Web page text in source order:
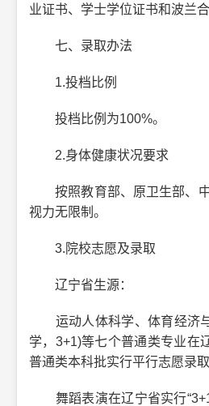
业证书、学士学位证书和波兰
七、录取办法
1.投档比例
投档比例为100%。
2.身体健康状况要求
按照教育部、原卫生部、中
视力无限制。
3.院校志愿及录取
辽宁省生源：
运动人体科学、体育经济与
学，3+1)等七个普通类专业在
普通类本科批实行平行志愿录取
舞蹈表演在辽宁省实行